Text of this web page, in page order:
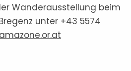
Wanderausstellung beim
unter +43 5574